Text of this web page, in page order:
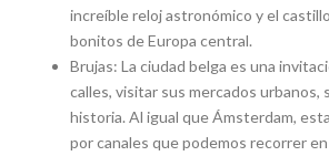
increíble reloj astronómico y el
bonitos de Europa central.
Brujas: La ciudad belga es una
calles, visitar sus mercados urbanos,
historia. Al igual que Ámsterdam,
por canales que podemos recorrer